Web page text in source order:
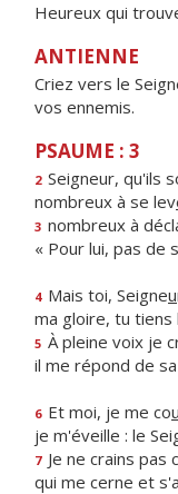
Heureux qui
ANTIENNE
Criez vers le
vos ennemis.
PSAUME : 3
2 Seigneur, qu'ils
nombreux à se lev
3 nombreux à
« Pour lui, pas de
4 Mais toi, Seigneu
ma gloire, tu tiens
5 À pleine voix je
il me répond de
6 Et moi, je me cou
je m'éveille : le
7 Je ne crains pas
qui me cerne et